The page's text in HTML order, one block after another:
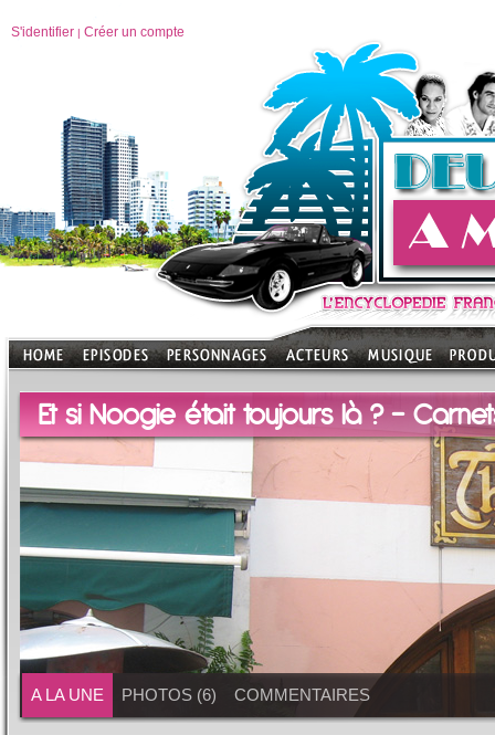
S'identifier | Créer un compte
Et si Noogie était toujours là ? -
A LA UNE PHOTOS (6) COMMENTAIRES